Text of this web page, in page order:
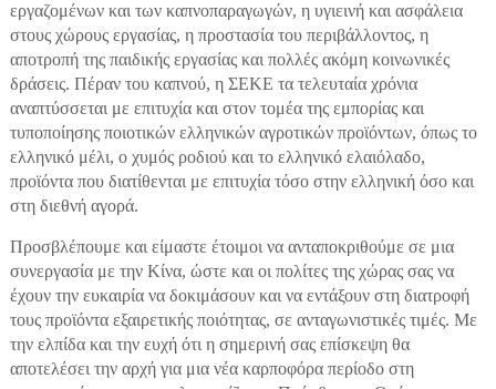
εργαζομένων και των καπνοπαραγωγών, η υγιεινή και ασφάλεια
στους χώρους εργασίας, η προστασία του περιβάλλοντος, η
αποτροπή της παιδικής εργασίας και πολλές ακόμη κοινωνικές
δράσεις. Πέραν του καπνού, η ΣΕΚΕ τα τελευταία χρόνια
αναπτύσσεται με επιτυχία και στον τομέα της εμπορίας και
τυποποίησης ποιοτικών ελληνικών αγροτικών προϊόντων, όπως το
ελληνικό μέλι, ο χυμός ροδιού και το ελληνικό ελαιόλαδο,
προϊόντα που διατίθενται με επιτυχία τόσο στην ελληνική όσο και
στη διεθνή αγορά.
Προσβλέπουμε και είμαστε έτοιμοι να ανταποκριθούμε σε μια
συνεργασία με την Κίνα, ώστε και οι πολίτες της χώρας σας να
έχουν την ευκαιρία να δοκιμάσουν και να εντάξουν στη διατροφή
τους προϊόντα εξαιρετικής ποιότητας, σε ανταγωνιστικές τιμές. Με
την ελπίδα και την ευχή ότι η σημερινή σας επίσκεψη θα
αποτελέσει την αρχή για μια νέα καρποφόρα περίοδο στη